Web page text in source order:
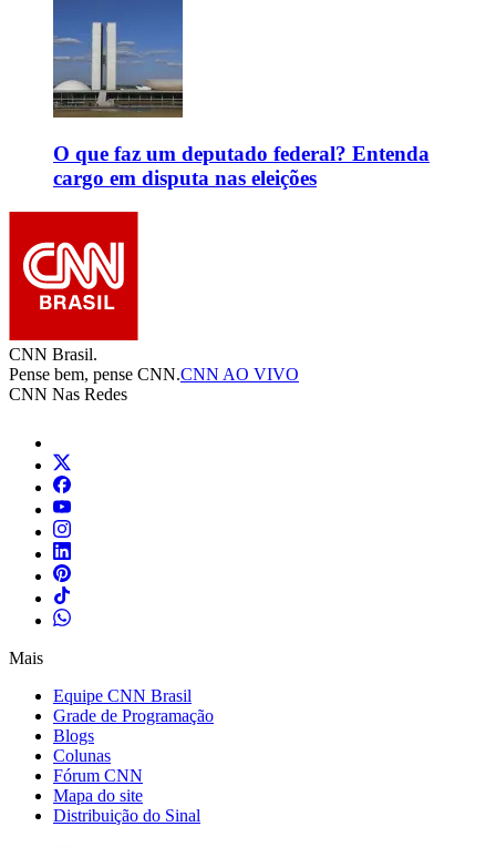
O que faz um deputado federal? Entenda
cargo em disputa nas eleições
CNN Brasil.
Pense bem, pense CNN.CNN AO VIVO
CNN Nas Redes
Mais
Equipe CNN Brasil
Grade de Programação
Blogs
Colunas
Fórum CNN
Mapa do site
Distribuição do Sinal